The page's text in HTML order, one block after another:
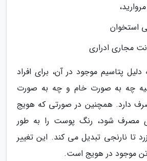
استخوان
مجاری ادراری
پتاسیم موجود در آن، برای افراد
کلیه چه به صورت خام و چه به صورت
دارد. همچنین در صورتی که هویج
مصرف شود، رنگ پوست را به طور
تا نارنجی تبدیل می کند. این تغییر
موجود در هویج است.